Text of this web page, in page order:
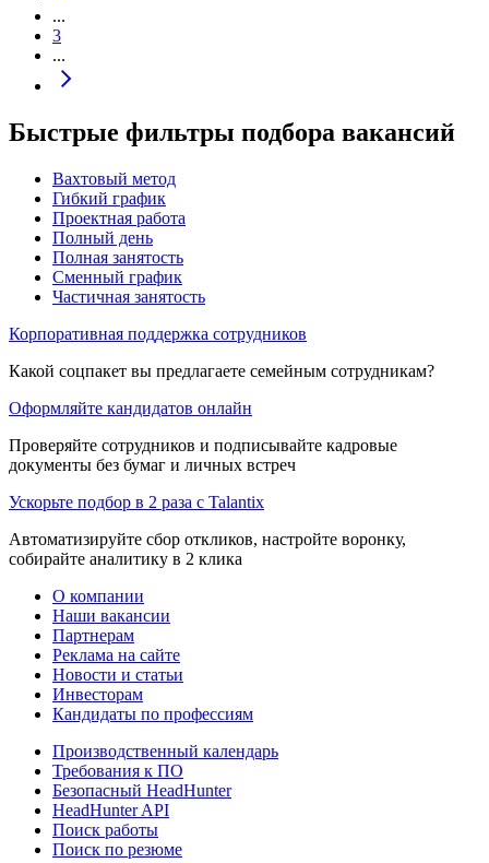
...
3
...
Быстрые фильтры подбора вакансий
Вахтовый метод
Гибкий график
Проектная работа
Полный день
Полная занятость
Сменный график
Частичная занятость
Корпоративная поддержка сотрудников
Какой соцпакет вы предлагаете семейным сотрудникам?
Оформляйте кандидатов онлайн
Проверяйте сотрудников и подписывайте кадровые
документы без бумаг и личных встреч
Ускорьте подбор в 2 раза с Talantix
Автоматизируйте сбор откликов, настройте воронку,
собирайте аналитику в 2 клика
О компании
Наши вакансии
Партнерам
Реклама на сайте
Новости и статьи
Инвесторам
Кандидаты по профессиям
Производственный календарь
Требования к ПО
Безопасный HeadHunter
HeadHunter API
Поиск работы
Поиск по резюме